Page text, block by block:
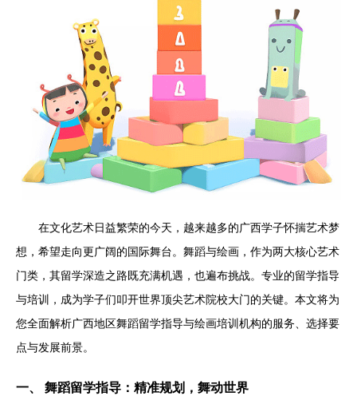
在文化艺术日益繁荣的今天，越来越多的广西学子怀揣艺术梦
想，希望走向更广阔的国际舞台。舞蹈与绘画，作为两大核心艺术
门类，其留学深造之路既充满机遇，也遍布挑战。专业的留学指导
与培训，成为学子们叩开世界顶尖艺术院校大门的关键。本文将为
您全面解析广西地区舞蹈留学指导与绘画培训机构的服务、选择要
点与发展前景。
一、 舞蹈留学指导：精准规划，舞动世界